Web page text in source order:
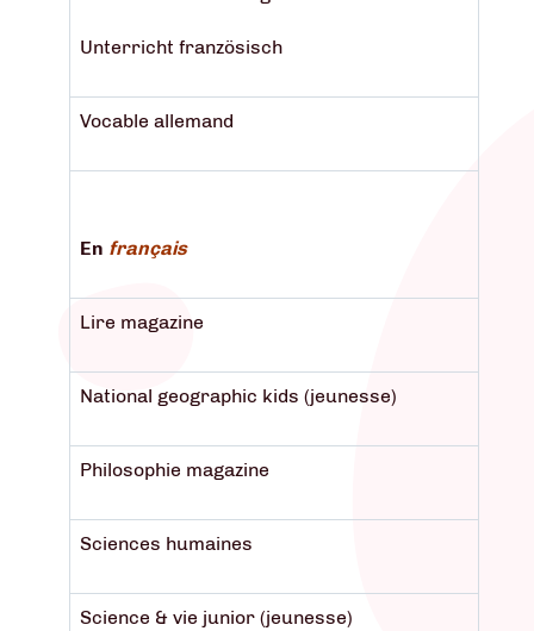
Unterricht französisch
Vocable allemand
En français
Lire magazine
National geographic kids (jeunesse)
Philosophie magazine
Sciences humaines
Science & vie junior (jeunesse)